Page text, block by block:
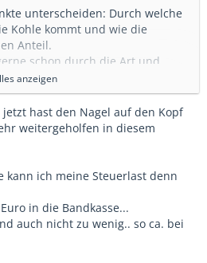
unterscheiden: Durch welche
Kohle kommt und wie die
Anteil.
schon durch die Art und
anderen Bandmitgliedern das
Blick auf die Kohle werden die
sollte man das
überdenken.
eine Rechnung stellen will,
"behält" jeder nur den
Aber wenn Ihr die nach
dann ist der Bandkollege mit
er mit dem Rest mehr Ausgaben
es für ihn weniger schlimm,
anzeigen
jetzt hast den Nagel auf den Kopf
weitergeholfen in diesem
kann ich meine Steuerlast denn
in die Bandkasse...
auch nicht zu wenig.. so ca. bei